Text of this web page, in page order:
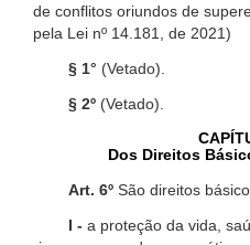
de conflitos oriundos de
pela Lei nº 14.181, de 2021)
§ 1° (Vetado).
§ 2º (Vetado).
Dos Direitos
Art. 6º São direitos
I - a proteção da vida,